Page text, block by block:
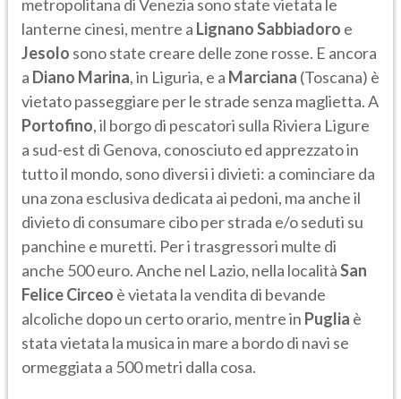
metropolitana di Venezia sono state vietata le
lanterne cinesi, mentre a LignanoSabbiadoro e
Jesolo sono state creare delle zone rosse. E ancora
a Diano Marina, in Liguria, e a Marciana (Toscana) è
vietato passeggiare per le strade senza maglietta. A
Portofino, il borgo di pescatori sulla Riviera Ligure
a sud-est di Genova, conosciuto ed apprezzato in
tutto il mondo, sono diversi i divieti: a cominciare da
una zona esclusiva dedicata ai pedoni, ma anche il
divieto di consumare cibo per strada e/o seduti su
panchine e muretti. Per i trasgressori multe di
anche 500 euro. Anche nel Lazio, nella localitàSan
Felice Circeo è vietata la vendita di bevande
alcoliche dopo un certo orario, mentre in Puglia è
stata vietata la musica in mare a bordo di navi se
ormeggiata a 500 metri dalla cosa.